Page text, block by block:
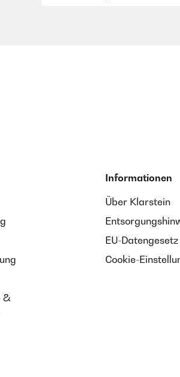
&
Informationen
Über Klarstein
EU-Datengesetz
Cookie-